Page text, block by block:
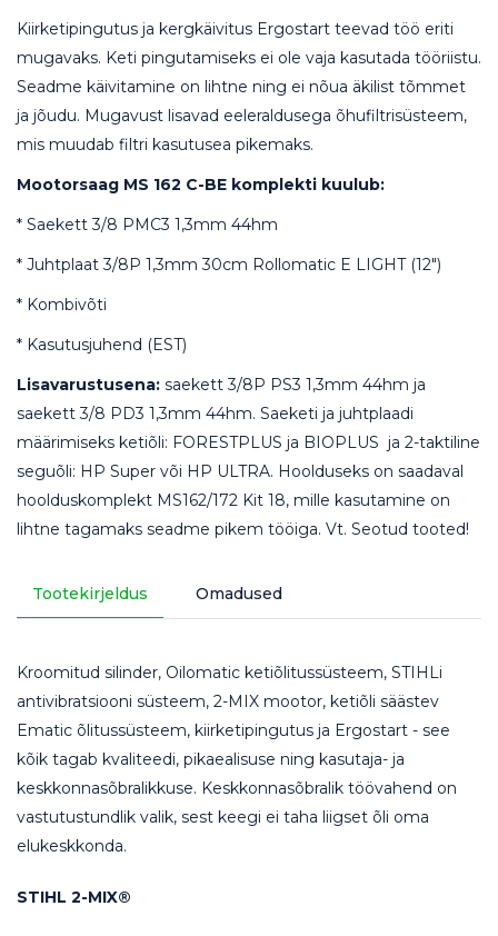
Kiirketipingutus ja kergkäivitus Ergostart teevad töö eriti
mugavaks. Keti pingutamiseks ei ole vaja kasutada tööriistu.
Seadme käivitamine on lihtne ning ei nõua äkilist tõmmet
ja jõudu. Mugavust lisavad eeleraldusega õhufiltrisüsteem,
mis muudab filtri kasutusea pikemaks.
Mootorsaag MS 162 C-BE komplekti kuulub:
* Saekett 3/8 PMC3 1,3mm 44hm
* Juhtplaat 3/8P 1,3mm 30cm Rollomatic E LIGHT (12")
* Kombivõti
* Kasutusjuhend (EST)
Lisavarustusena: saekett 3/8P PS3 1,3mm 44hm ja
saekett 3/8 PD3 1,3mm 44hm. Saeketi ja juhtplaadi
määrimiseks ketiõli: FORESTPLUS ja BIOPLUS ja 2-taktiline
seguõli: HP Super või HP ULTRA. Hoolduseks on saadaval
hoolduskomplekt MS162/172 Kit 18, mille kasutamine on
lihtne tagamaks seadme pikem tööiga. Vt. Seotud tooted!
Tootekirjeldus Omadused
Kroomitud silinder, Oilomatic ketiõlitussüsteem, STIHLi
antivibratsiooni süsteem, 2-MIX mootor, ketiõli säästev
Ematic õlitussüsteem, kiirketipingutus ja Ergostart - see
kõik tagab kvaliteedi, pikaealisuse ning kasutaja- ja
keskkonnasõbralikkuse. Keskkonnasõbralik töövahend on
vastutustundlik valik, sest keegi ei taha liigset õli oma
elukeskkonda.
STIHL 2-MIX®